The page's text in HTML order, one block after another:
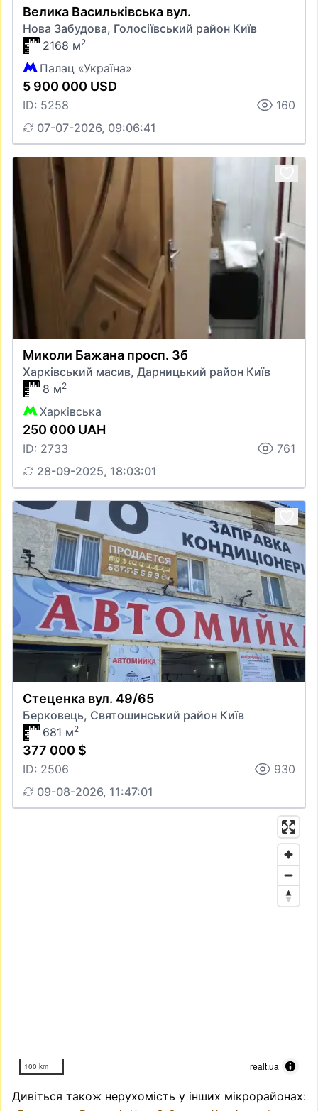
Велика Васильківська вул.
Нова Забудова, Голосіївський район Київ
2168 м2
Палац «Україна»
5 900 000 USD
ID: 5258
160
07-07-2026, 09:06:41
Миколи Бажана просп. 3б
Харківський масив, Дарницький район Київ
8 м2
Харківська
250 000 UAH
ID: 2733
761
28-09-2025, 18:03:01
Стеценка вул. 49/65
Берковець, Святошинський район Київ
681 м2
377 000 $
ID: 2506
930
09-08-2026, 11:47:01
100 km realt.ua
Дивіться також нерухомість у інших мікрорайонах: